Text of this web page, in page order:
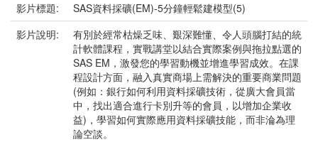
影片標題:
SAS資料採礦(EM)-5分鐘輕鬆建模型(5)
影片說明:
有別於經常枯燥乏味、艱深難懂、令人頭腦打結的統
計軟體課程，實戰講堂以結合實際案例與拖拉點選的
SAS EM，激發您的學習動機並增進學習成效。在課
程設計方面，融入真實商場上需解決的重要商業問題
(例如：銀行如何利用資料採礦技術，從廣大會員當
中，找出適合進行卡別升等的會員，以增加企業收
益)，學習如何實際應用資料採礦技能，而非淪為理
論空談。